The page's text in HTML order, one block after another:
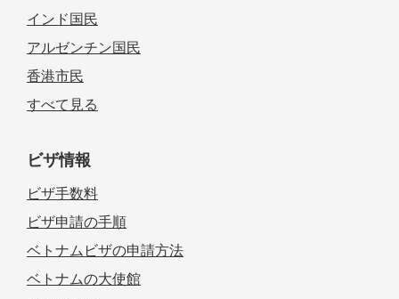
インド国民
アルゼンチン国民
香港市民
すべて見る
ビザ情報
ビザ手数料
ビザ申請の手順
ベトナムビザの申請方法
ベトナムの大使館